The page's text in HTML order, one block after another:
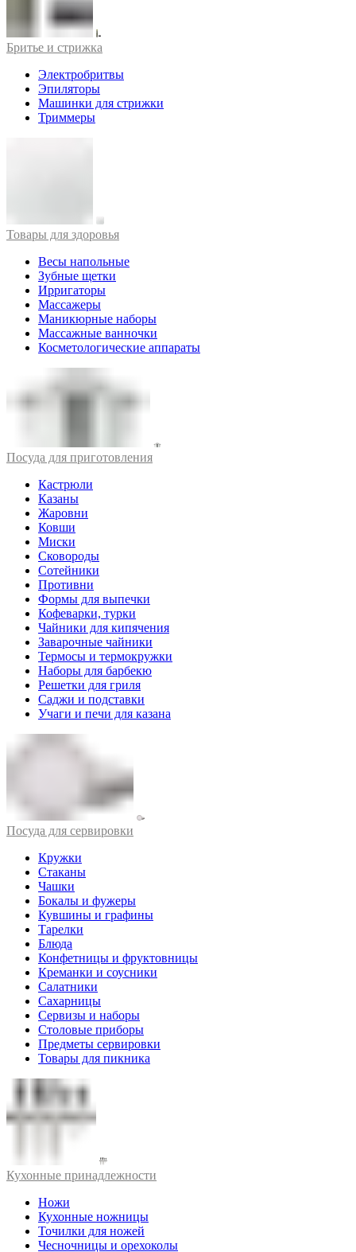
Бритье и стрижка
Электробритвы
Эпиляторы
Машинки для стрижки
Триммеры
Товары для здоровья
Весы напольные
Зубные щетки
Ирригаторы
Массажеры
Маникюрные наборы
Массажные ванночки
Косметологические аппараты
Посуда для приготовления
Кастрюли
Казаны
Жаровни
Ковши
Миски
Сковороды
Сотейники
Противни
Формы для выпечки
Кофеварки, турки
Чайники для кипячения
Заварочные чайники
Термосы и термокружки
Наборы для барбекю
Решетки для гриля
Саджи и подставки
Учаги и печи для казана
Посуда для сервировки
Кружки
Стаканы
Чашки
Бокалы и фужеры
Кувшины и графины
Тарелки
Блюда
Конфетницы и фруктовницы
Креманки и соусники
Салатники
Сахарницы
Сервизы и наборы
Столовые приборы
Предметы сервировки
Товары для пикника
Кухонные принадлежности
Ножи
Кухонные ножницы
Точилки для ножей
Чесночницы и орехоколы